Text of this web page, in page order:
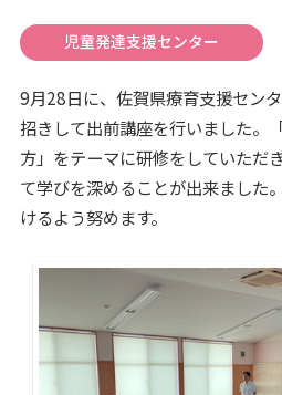
児童発達支援センター
9月28日に、佐賀県療育支援セン
招きして出前講座を行いました。
方」をテーマに研修をしていただ
て学びを深めることが出来ました
けるよう努めます。